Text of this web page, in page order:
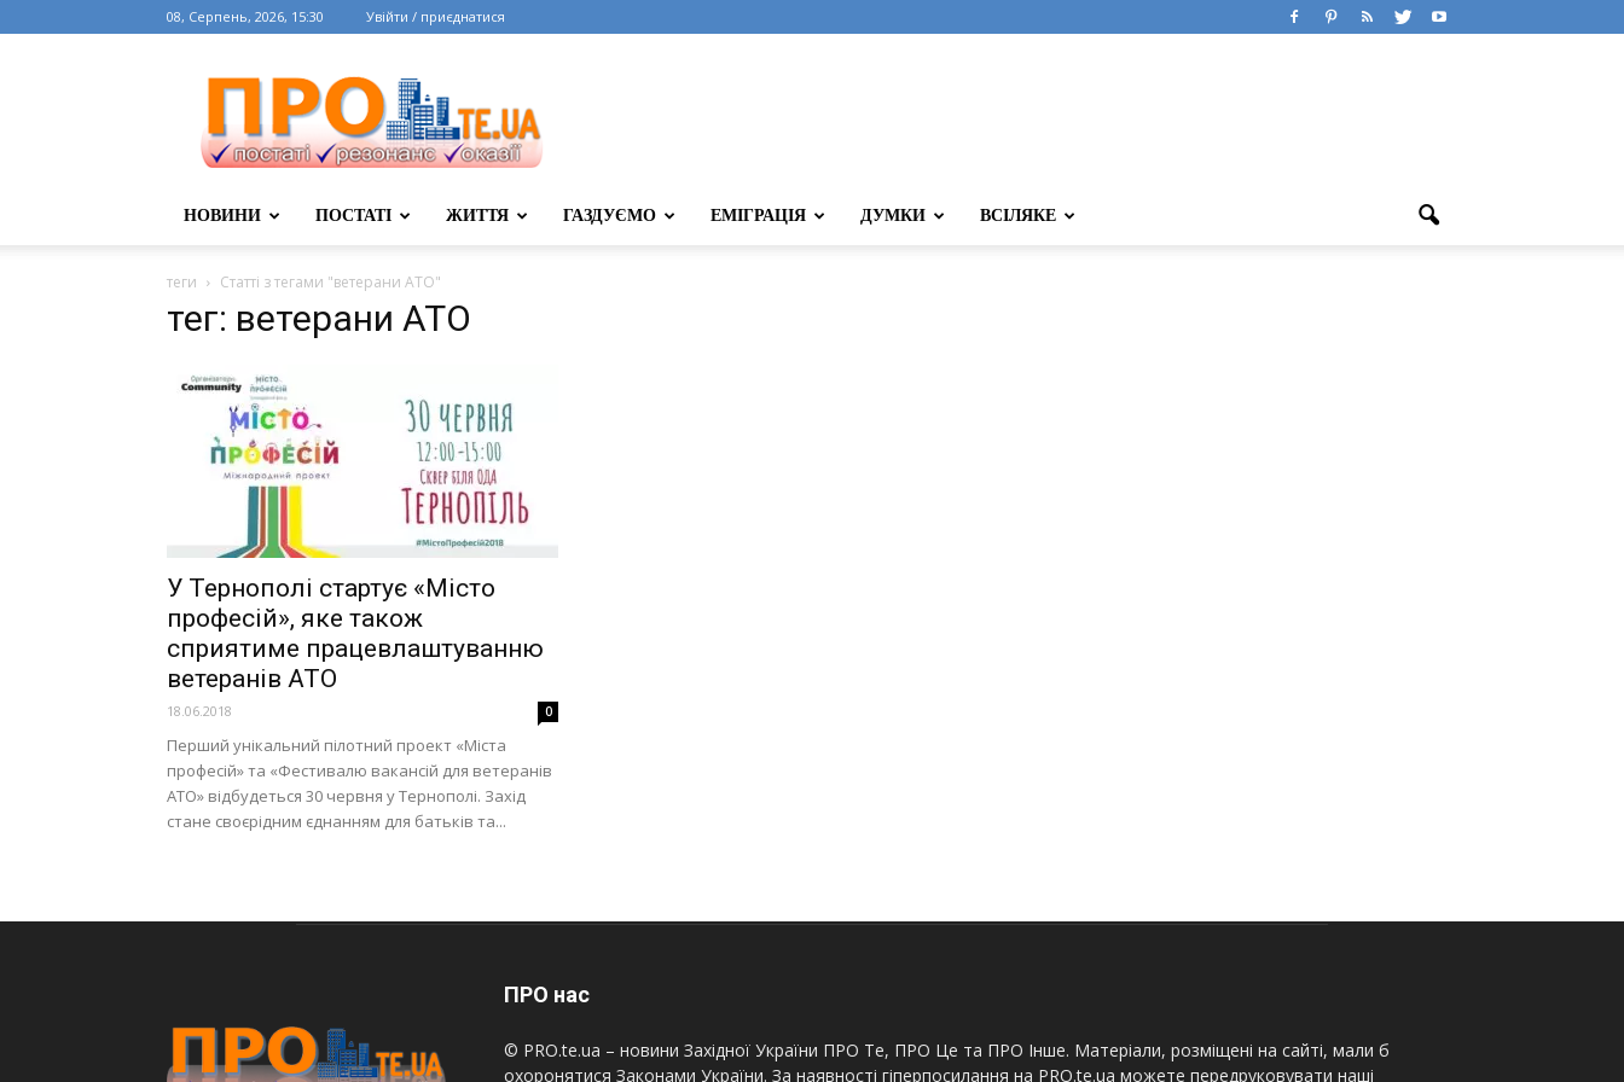
08, Серпень, 2026, 15:30 Увійти / приєднатися
НОВИНИ ПОСТАТІ ЖИТТЯ ГАЗДУЄМО ЕМІГРАЦІЯ ДУМКИ ВСІЛЯКЕ
теги Статті з тегами "ветерани АТО"
тег: ветерани АТО
У Тернополі стартує «Місто
професій», яке також
сприятиме працевлаштуванню
ветеранів АТО
18.06.2018 0
Перший унікальний пілотний проект «Міста
професій» та «Фестивалю вакансій для ветеранів
АТО» відбудеться 30 червня у Тернополі. Захід
стане своєрідним єднанням для батьків та...
ПРО нас
© PRO.te.ua – новини Західної України ПРО Те, ПРО Це та ПРО Інше. Матеріали, розміщені на сайті, мали б
охоронятися Законами України. За наявності гіперпосилання на PRO.te.ua можете передруковувати наші